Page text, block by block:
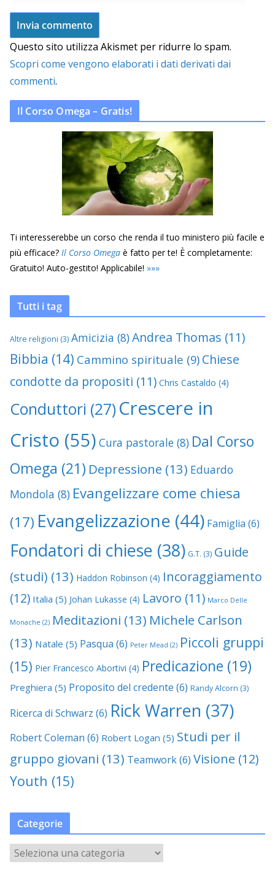
Questo sito utilizza Akismet per ridurre lo spam.
Scopri come vengono elaborati i dati derivati dai
commenti.
Il Corso Omega – Gratis!
Ti interesserebbe un corso che renda il tuo ministero più facile e
più efficace? Il Corso Omega è fatto per te! È completamente:
Gratuito! Auto-gestito! Applicabile! »»»
Tutti i tag
Altre religioni (3) Amicizia (8)Andrea Thomas (11)
Bibbia (14) Cammino spirituale (9) Chiese
condotte da propositi (11) Chris Castaldo (4)
Conduttori (27) Crescere in
Cristo (55) Cura pastorale (8) Dal Corso
Omega (21) Depressione (13) Eduardo
Mondola (8) Evangelizzare come chiesa
(17) Evangelizzazione (44) Famiglia (6)
Fondatori di chiese (38) G.T. (3) Guide
(studi) (13) Haddon Robinson (4) Incoraggiamento
(12) Italia (5) Johan Lukasse (4) Lavoro (11) Marco Delle
Monache (2) Meditazioni (13) Michele Carlson
(13) Natale (5) Pasqua (6) Peter Mead (2) Piccoli gruppi
(15) Pier Francesco Abortivi (4) Predicazione (19)
Preghiera (5) Proposito del credente (6) Randy Alcorn (3)
Ricerca di Schwarz (6) Rick Warren (37)
Robert Coleman (6) Robert Logan (5) Studi per il
gruppo giovani (13) Teamwork(6) Visione (12)
Youth (15)
Categorie
a